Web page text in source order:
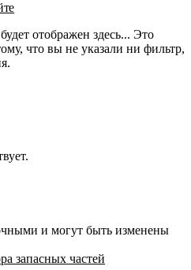
отображен здесь... Это
что вы не указали ни фильтр,
и могут быть изменены
запасных частей